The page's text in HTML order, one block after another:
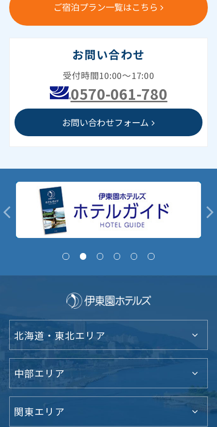
ご宿泊プラン一覧はこちら
お問い合わせ
受付時間10:00～17:00
0570-061-780
お問い合わせフォーム
北海道・東北エリア
中部エリア
関東エリア